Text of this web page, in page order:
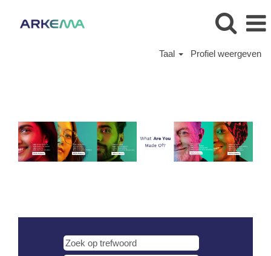
Taal Profiel weergeven